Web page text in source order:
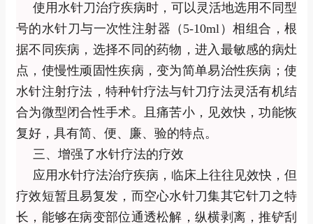
使用水针刀治疗疾病时，可以灵活地选用不同型
号的水针刀与一次性注射器（ 5-10ml）相组合，根
据不同疾病，选择不同的药物，进入最敏感的病灶
点，使慢性顽固性疾病，变为简单易治性疾病；使
水针注射疗法，特种针疗法与针刀疗法灵活有机结
合为微型闭合性手术。且痛苦小，见效快，功能恢
复好，具有简、便、廉、验的特点。
三、增强了水针疗法的疗效
应用水针疗法治疗疾病，临床上往往见效快，但
疗效短暂且易复发，而空心水针刀集其它针刀之特
长，能够在病变部位通透松解，纵横剥离，推铲刮